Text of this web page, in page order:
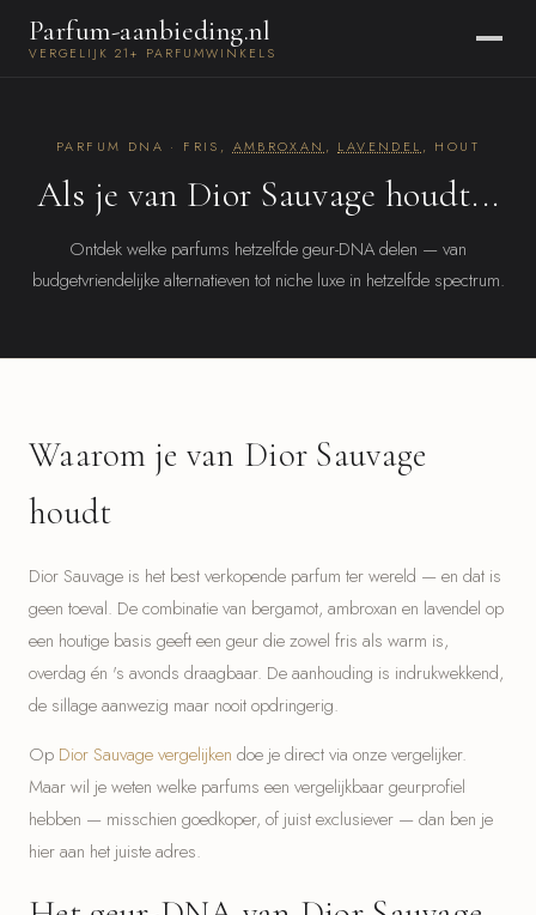
Parfum-aanbieding.nl
VERGELIJK 21+ PARFUMWINKELS
PARFUM DNA · FRIS, AMBROXAN , LAVENDEL , HOUT
Als je van Dior Sauvage houdt...
Ontdek welke parfums hetzelfde geur-DNA delen — van
budgetvriendelijke alternatieven tot niche luxe in hetzelfde spectrum.
Waarom je van Dior Sauvage
houdt
Dior Sauvage is het best verkopende parfum ter wereld — en dat is
geen toeval. De combinatie van bergamot, ambroxan en lavendel op
een houtige basis geeft een geur die zowel fris als warm is,
overdag én 's avonds draagbaar. De aanhouding is indrukwekkend,
de sillage aanwezig maar nooit opdringerig.
Op Dior Sauvage vergelijken doe je direct via onze vergelijker.
Maar wil je weten welke parfums een vergelijkbaar geurprofiel
hebben — misschien goedkoper, of juist exclusiever — dan ben je
hier aan het juiste adres.